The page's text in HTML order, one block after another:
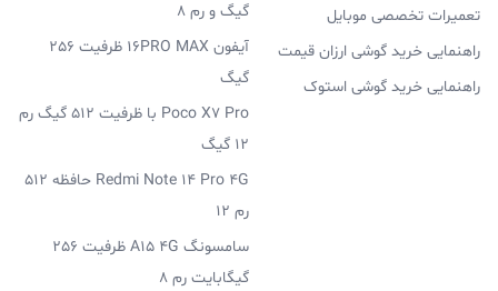
تعمیرات تخصصی موبایل
راهنمایی خرید گوشی ارزان قیمت
راهنمایی خرید گوشی استوک
گیگ و رم 8
آیفون 16PRO MAX ظرفیت 256
گیگ
Poco X7 Pro با ظرفیت 512 گیگ رم
12 گیگ
Redmi Note 14 Pro 4G حافظه 512
رم 12
سامسونگ A15 4G ظرفیت 256
گیگابایت رم 8